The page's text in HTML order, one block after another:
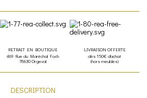
RETRAIT EN BOUTIQUE
469 Rue du Maréchal Foch
78630 Orgeval
LIVRAISON OFFERTE
dès 150€ d'achat
(hors meubles)
DESCRIPTION